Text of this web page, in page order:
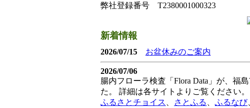
弊社登録番号 T2380001000323
新着情報
2026/07/15 お盆休みのご案内
2026/07/06
腸内フローラ検査「Flora Data」が、福
た。 詳細は各サイトよりご覧ください。
ふるさとチョイス
さとふる ふるなび